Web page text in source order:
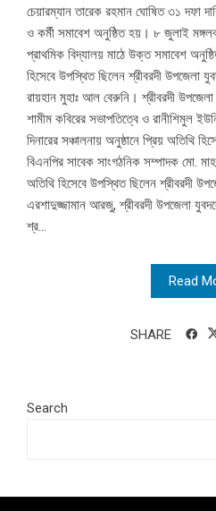
চেয়ারম্যান তারেক রহমান ঘোষিত ৩১ দফা
ও কর্মী সমাবেশ অনুষ্ঠিত হয়। ৮ জুলাই
প্রাথমিক বিদ্যালয় মাঠে উক্ত সমাবেশ
হিসেবে উপস্থিত ছিলেন শ্রীবরদী
রায়হান মুহাঃ আল বেরুনি। শ্রীবরদী
শামীম কবিরের সভাপতিত্বে ও রানীশিমুল
দিনারের সঞ্চালনায় অনুষ্ঠানে প্রিয় অতিথি
বিএনপির সাবেক সাংগঠনিক সম্পাদক মো.
অতিথি হিসেবে উপস্থিত ছিলেন শ্রীবরদী
এরশাদুজ্জামান আরজু, শ্রীবরদী উপজেলা
শ্র...
Read
SHARE
Search